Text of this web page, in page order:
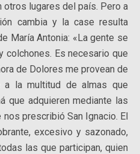
otros lugares del país. Pero a
cambia y la case resulta
María Antonia: «La gente se
colchones. Es necesario que
de Dolores me provean de
a la multitud de almas que
que adquieren mediante las
prescribió San Ignacio. El
excesivo y sazonado,
las que participan, quien